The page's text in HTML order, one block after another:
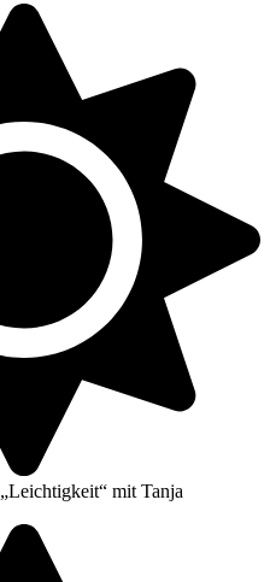
mit Tanja